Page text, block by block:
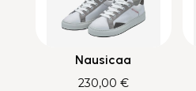
Nausicaa
230,00 €